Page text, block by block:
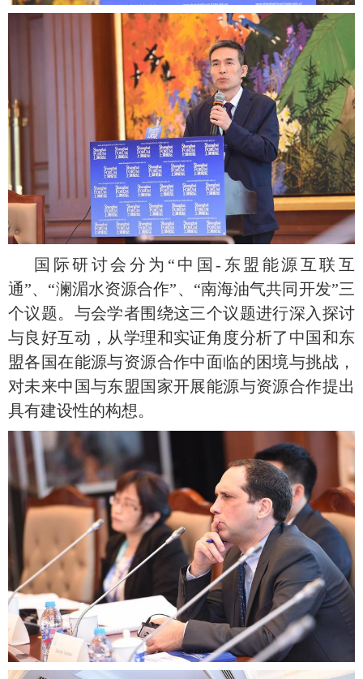
国际研讨会分为“中国-东盟能源互联互
通”、“澜湄水资源合作”、“南海油气共同开发”三
个议题。与会学者围绕这三个议题进行深入探讨
与良好互动，从学理和实证角度分析了中国和东
盟各国在能源与资源合作中面临的困境与挑战，
对未来中国与东盟国家开展能源与资源合作提出
具有建设性的构想。